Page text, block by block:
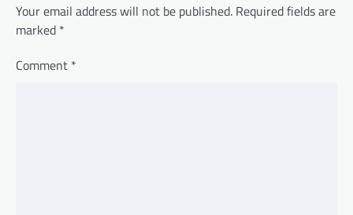
Your email address will not be published. Required fields are
marked *
Comment *